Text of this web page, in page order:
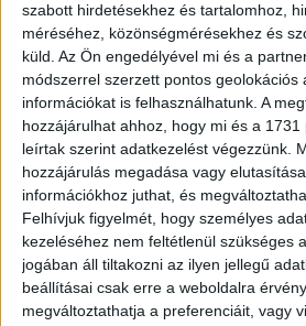
szabott hirdetésekhez és tartalomhoz,
méréséhez, közönségmérésekhez és
küld. Az Ön engedélyével mi és a
módszerrel szerzett pontos geolokációs
információkat is felhasználhatunk. A
hozzájárulhat ahhoz, hogy mi és a
leírtak szerint adatkezelést végezzünk.
hozzájárulás megadása vagy
információkhoz juthat, és
Felhívjuk figyelmét, hogy személyes
kezeléséhez nem feltétlenül szükséges
jogában áll tiltakozni az ilyen jellegű
beállításai csak erre a weboldalra
megváltoztathatja a preferenciáit, vagy
Télen a szalma lebomlik, és
tavasszal laza, tápanyagokban
még jobb eredményeket
komposztot vagy
Hogyan válaszd ki a tökéletes
A nagy termés kulcsa a minőségi
válaszd ki az egészséges
csíráztasd meg őket. Egy trükk a